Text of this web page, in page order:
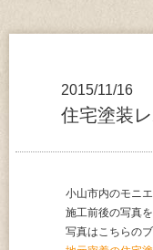
2015/11/16
住宅塗装
小山市内のモニ
施工前後の写真
写真はこちらの